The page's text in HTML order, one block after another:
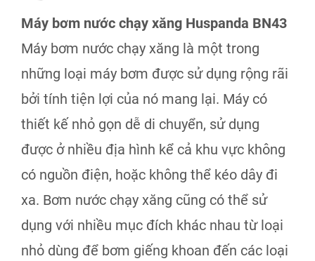
Máy bơm nước chạy xăng Huspanda BN43
Máy bơm nước chạy xăng là một trong
những loại máy bơm được sử dụng rộng rãi
bởi tính tiện lợi của nó mang lại. Máy có
thiết kế nhỏ gọn dễ di chuyển, sử dụng
được ở nhiều địa hình kể cả khu vực không
có nguồn điện, hoặc không thể kéo dây đi
xa. Bơm nước chạy xăng cũng có thể sử
dụng với nhiều mục đích khác nhau từ loại
nhỏ dùng để bơm giếng khoan đến các loại